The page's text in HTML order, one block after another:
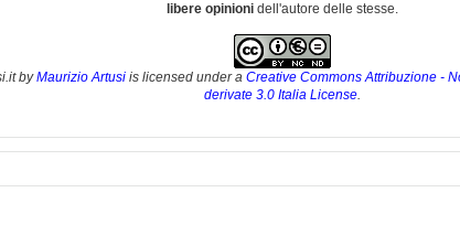
libere opinioni dell'autore delle stesse.
byMaurizio Artusi is licensed under a Creative Commons Attribuzione -
derivate 3.0 Italia License.